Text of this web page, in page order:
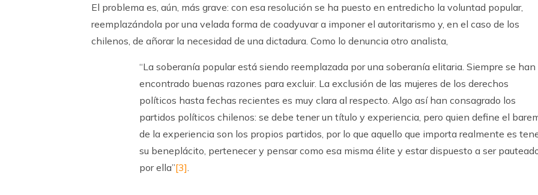
El problema es, aún, más grave: con esa resolución se ha puesto en entredicho la voluntad popular,
reemplazándola por una velada forma de coadyuvar a imponer el autoritarismo y, en el caso de los
chilenos, de añorar la necesidad de una dictadura. Como lo denuncia otro analista,
“La soberanía popular está siendo reemplazada por una soberanía elitaria. Siempre se han
encontrado buenas razones para excluir. La exclusión de las mujeres de los derechos
políticos hasta fechas recientes es muy clara al respecto. Algo así han consagrado los
partidos políticos chilenos: se debe tener un título y experiencia, pero quien define el
de la experiencia son los propios partidos, por lo que aquello que importa realmente es
su beneplácito, pertenecer y pensar como esa misma élite y estar dispuesto a ser
por ella”[3].